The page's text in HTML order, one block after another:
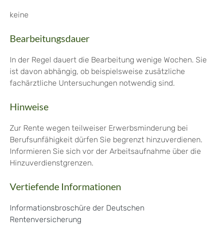
keine
Bearbeitungsdauer
In der Regel dauert die Bearbeitung wenige Wochen. Sie
ist davon abhängig, ob beispielsweise zusätzliche
fachärztliche Untersuchungen notwendig sind.
Hinweise
Zur Rente wegen teilweiser Erwerbsminderung bei
Berufsunfähigkeit dürfen Sie begrenzt hinzuverdienen.
Informieren Sie sich vor der Arbeitsaufnahme über die
Hinzuverdienstgrenzen.
Vertiefende Informationen
Informationsbroschüre der Deutschen
Rentenversicherung